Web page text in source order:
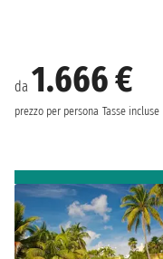
da 1.666 €
prezzo per persona Tasse incluse